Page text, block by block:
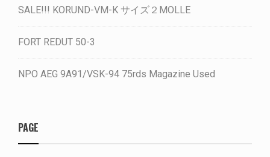
SALE!!! KORUND-VM-K サイズ２MOLLE
FORT REDUT 50-3
NPO AEG 9A91/VSK-94 75rds Magazine Used
PAGE